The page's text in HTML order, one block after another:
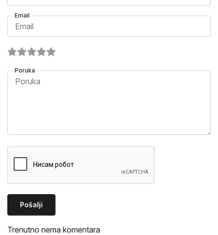
Email
Poruka
Pošalji
Trenutno nema komentara